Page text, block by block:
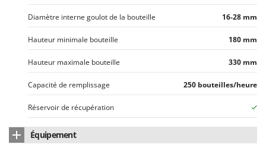
Omas
Ompagrill
Ooni
Oriental Koshin
Outdoorchef
Palazzetti
Palumbo Pavi
Diamètre interne goulot de la bouteille 16-28 mm
Hauteur minimale bouteille 180 mm
Hauteur maximale bouteille 330 mm
Capacité de remplissage 250 bouteilles/heure
Réservoir de récupération
Équipement